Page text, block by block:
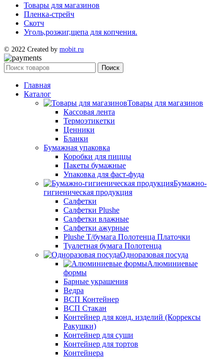
Товары для магазинов
Пленка-стрейч
Скотч
Уголь,розжиг,щепа для копчения.
© 2022 Created by mobit.ru
Поиск
Главная
Каталог
Товары для магазинов
Кассовая лента
Термоэтикетки
Ценники
Бланки
Бумажная упаковка
Коробки для пиццы
Пакеты бумажные
Упаковка для фаст-фуда
Бумажно-
гигиеническая продукция
Салфетки
Салфетки Plushe
Салфетки влажные
Салфетки ажурные
Plushe Т/бумага Полотенца Платочки
Туалетная бумага Полотенца
Одноразовая посуда
Алюминиевые
формы
Барные украшения
Ведра
ВСП Контейнер
ВСП Стакан
Контейнер для конд. изделий (Коррексы
Ракушки)
Контейнер для суши
Контейнер для тортов
Контейнера